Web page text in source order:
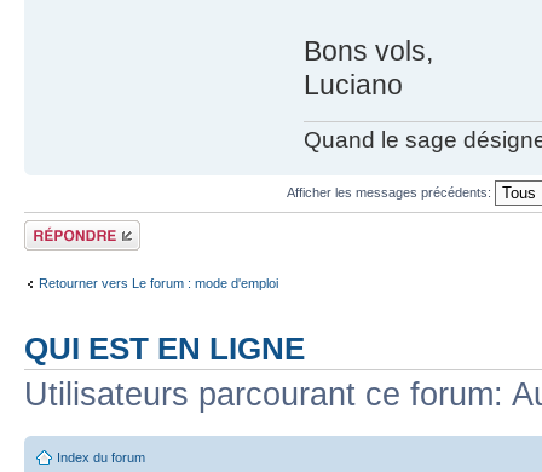
Bons vols,
Luciano
Quand le sage
Afficher les messages précédents:
Répondre
Retourner vers Le forum : mode d'emploi
QUI EST EN LIGNE
Utilisateurs parcourant ce forum:
Index du forum